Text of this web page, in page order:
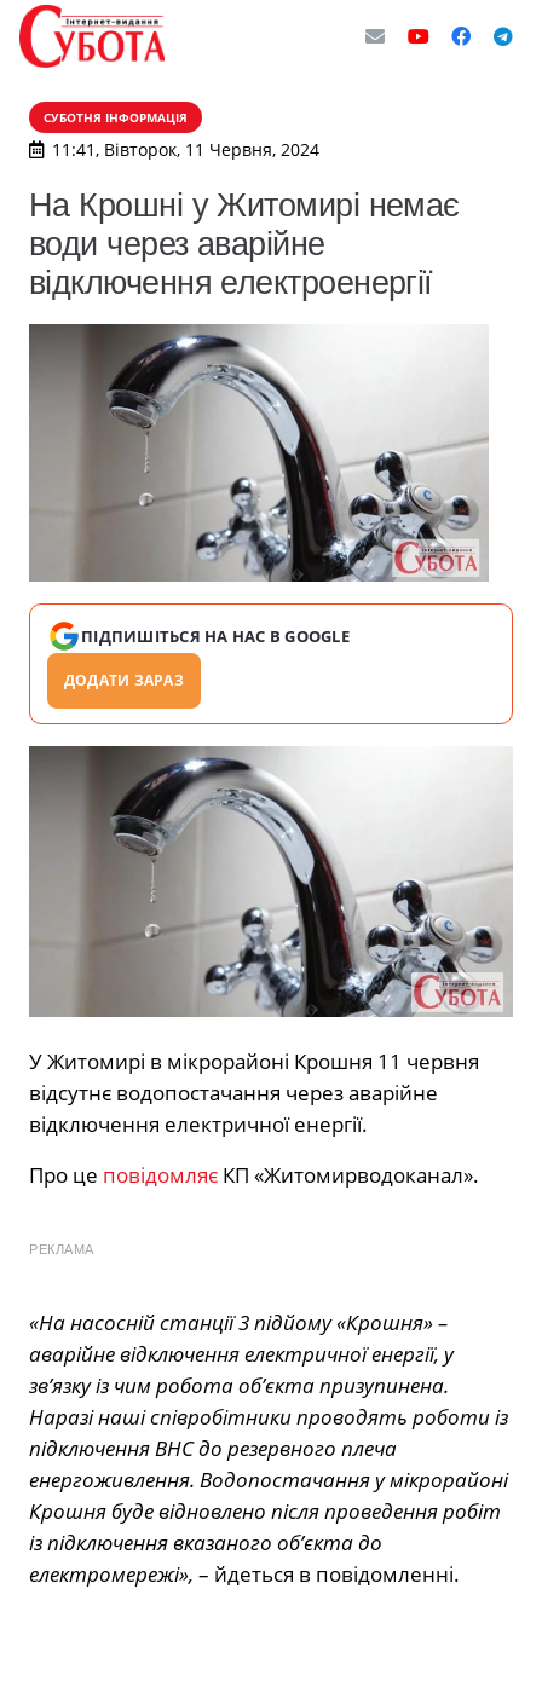
СУБОТНЯ ІНФОРМАЦІЯ
11:41, Вівторок, 11 Червня, 2024
На Крошні у Житомирі немає
води через аварійне
відключення електроенергії
ПІДПИШІТЬСЯ НА НАС В GOOGLE
ДОДАТИ ЗАРАЗ
У Житомирі в мікрорайоні Крошня 11 червня
відсутнє водопостачання через аварійне
відключення електричної енергії.
Про це повідомляє КП «Житомирводоканал».
РЕКЛАМА
«На насосній станції 3 підйому «Крошня» –
аварійне відключення електричної енергії, у
зв’язку із чим робота об’єкта призупинена.
Наразі наші співробітники проводять роботи із
підключення ВНС до резервного плеча
енергоживлення. Водопостачання у мікрорайоні
Крошня буде відновлено після проведення робіт
із підключення вказаного об’єкта до
електромережі», – йдеться в повідомленні.